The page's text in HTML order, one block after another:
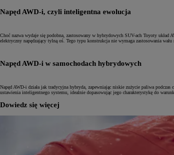
Napęd AWD-i, czyli inteligentna ewolucja
Choć nazwa wydaje się podobna, zastosowany w hybrydowych SUV-ach Toyoty
elektryczny napędzający tylną oś. Tego typu konstrukcja nie wymaga zastosowania
Napęd AWD-i w samochodach hybrydowych
Napęd AWD-i działa jak tradycyjna hybryda, zapewniając niskie zużycie paliwa
ustawienia inteligentnego systemu, idealnie dopasowując jego charakterystykę do
Dowiedz się więcej